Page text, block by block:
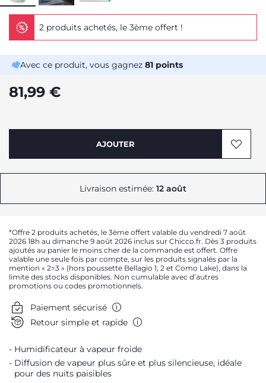
2 produits achetés, le 3ème offert !
Avec ce produit, vous gagnez 81 points
81,99 €
AJOUTER
Livraison estimée: 12 août
*Offre 2 produits achetés, le 3ème offert valable du vendredi 7 août
2026 18h au dimanche 9 août 2026 inclus sur Chicco.fr. Dès 3 produits
ajoutés au panier le moins cher de la commande est offert. Offre
valable une seule fois par compte, sur les produits signalés par la
mention « 2=3 » (hors poussette Bellagio 1, 2 et Como Lake), dans la
limite des stocks disponibles. Non cumulable avec d’autres
promotions ou codes promotionnels.
Paiement sécurisé
Retour simple et rapide
Humidificateur à vapeur froide
Diffusion de vapeur plus sûre et plus silencieuse, idéale
pour des nuits paisibles